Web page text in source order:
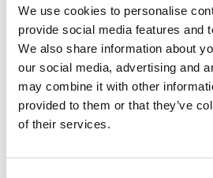
We use cookies to personalise
provide social media features and
We also share information about
our social media, advertising and
may combine it with other
provided to them or that they’ve
of their services.